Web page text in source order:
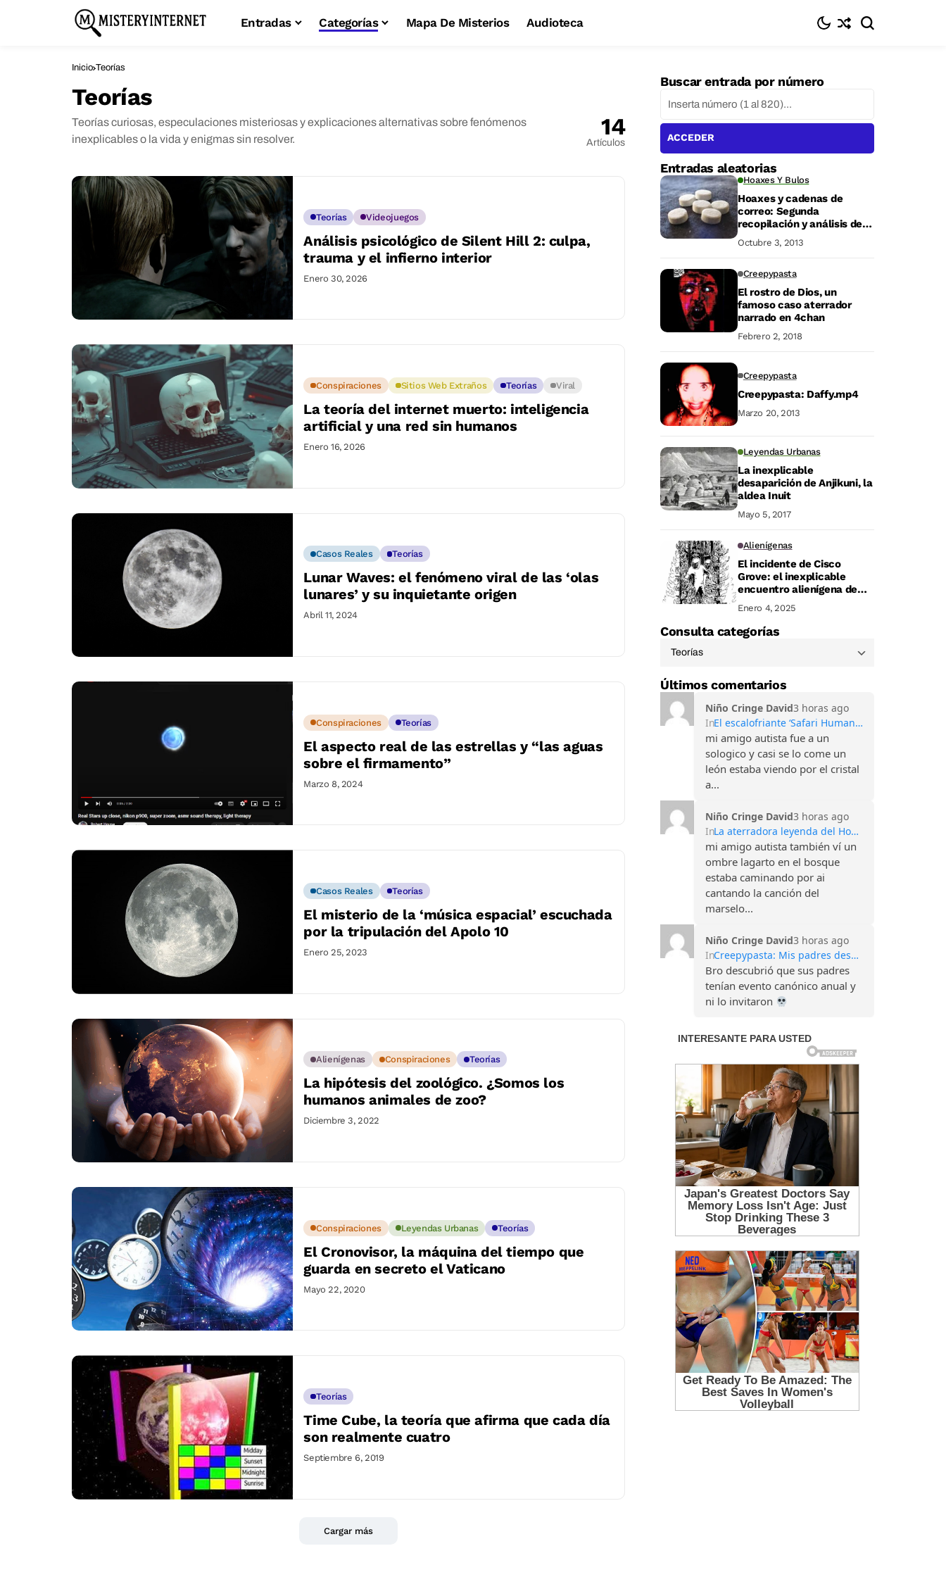
Entradas Categorías Mapa De Misterios Audioteca
Inicio Teorías
Teorías
Teorías curiosas, especulaciones misteriosas y explicaciones alternativas sobre fenómenos
inexplicables o la vida y enigmas sin resolver.
14
Artículos
Teorías Videojuegos
Análisis psicológico de Silent Hill 2: culpa,
trauma y el infierno interior
Enero 30, 2026
Conspiraciones Sitios Web Extraños Teorías Viral
La teoría del internet muerto: inteligencia
artificial y una red sin humanos
Enero 16, 2026
Casos Reales Teorías
Lunar Waves: el fenómeno viral de las ‘olas
lunares’ y su inquietante origen
Abril 11, 2024
Conspiraciones Teorías
El aspecto real de las estrellas y “las aguas
sobre el firmamento”
Marzo 8, 2024
Casos Reales Teorías
El misterio de la ‘música espacial’ escuchada
por la tripulación del Apolo 10
Enero 25, 2023
Alienígenas Conspiraciones Teorías
La hipótesis del zoológico. ¿Somos los
humanos animales de zoo?
Diciembre 3, 2022
Conspiraciones Leyendas Urbanas Teorías
El Cronovisor, la máquina del tiempo que
guarda en secreto el Vaticano
Mayo 22, 2020
Teorías
Time Cube, la teoría que afirma que cada día
son realmente cuatro
Septiembre 6, 2019
Cargar más
Buscar entrada por número
ACCEDER
Entradas aleatorias
Hoaxes Y Bulos
Hoaxes y cadenas de
correo: Segunda
recopilación y análisis de
mensajes virales
Octubre 3, 2013
Creepypasta
El rostro de Dios, un
famoso caso aterrador
narrado en 4chan
Febrero 2, 2018
Creepypasta
Creepypasta: Daffy.mp4
Marzo 20, 2013
Leyendas Urbanas
La inexplicable
desaparición de Anjikuni, la
aldea Inuit
Mayo 5, 2017
Alienígenas
El incidente de Cisco
Grove: el inexplicable
encuentro alienígena de
1964
Enero 4, 2025
Consulta categorías
Últimos comentarios
Niño Cringe David3 horas ago
In
El escalofriante ‘Safari Humano’ de Sarajevo: Turismo de guerra y francotiradores
mi amigo autista fue a un
sologico y casi se lo come un
león estaba viendo por el cristal
a...
Niño Cringe David3 horas ago
In
La aterradora leyenda del Hombre Lagarto de Scape Ore
mi amigo autista también ví un
ombre lagarto en el bosque
estaba caminando por ai
cantando la canción del
marselo...
Niño Cringe David3 horas ago
In
Creepypasta: Mis padres desaparecen cada Halloween
Bro descubrió que sus padres
tenían evento canónico anual y
ni lo invitaron